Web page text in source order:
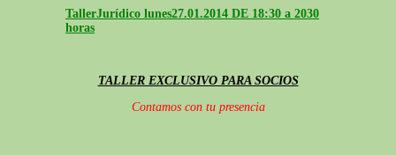
TallerJurídico lunes27.01.2014 DE 18:30 a 2030
horas
TALLER EXCLUSIVO PARA SOCIOS
Contamos con tu presencia